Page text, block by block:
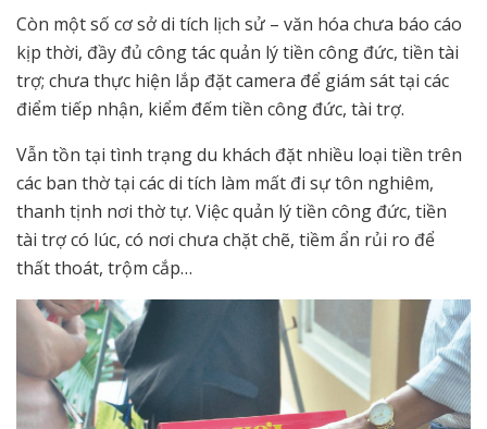
Còn một số cơ sở di tích lịch sử – văn hóa chưa báo cáo
kịp thời, đầy đủ công tác quản lý tiền công đức, tiền tài
trợ; chưa thực hiện lắp đặt camera để giám sát tại các
điểm tiếp nhận, kiểm đếm tiền công đức, tài trợ.
Vẫn tồn tại tình trạng du khách đặt nhiều loại tiền trên
các ban thờ tại các di tích làm mất đi sự tôn nghiêm,
thanh tịnh nơi thờ tự. Việc quản lý tiền công đức, tiền
tài trợ có lúc, có nơi chưa chặt chẽ, tiềm ẩn rủi ro để
thất thoát, trộm cắp…